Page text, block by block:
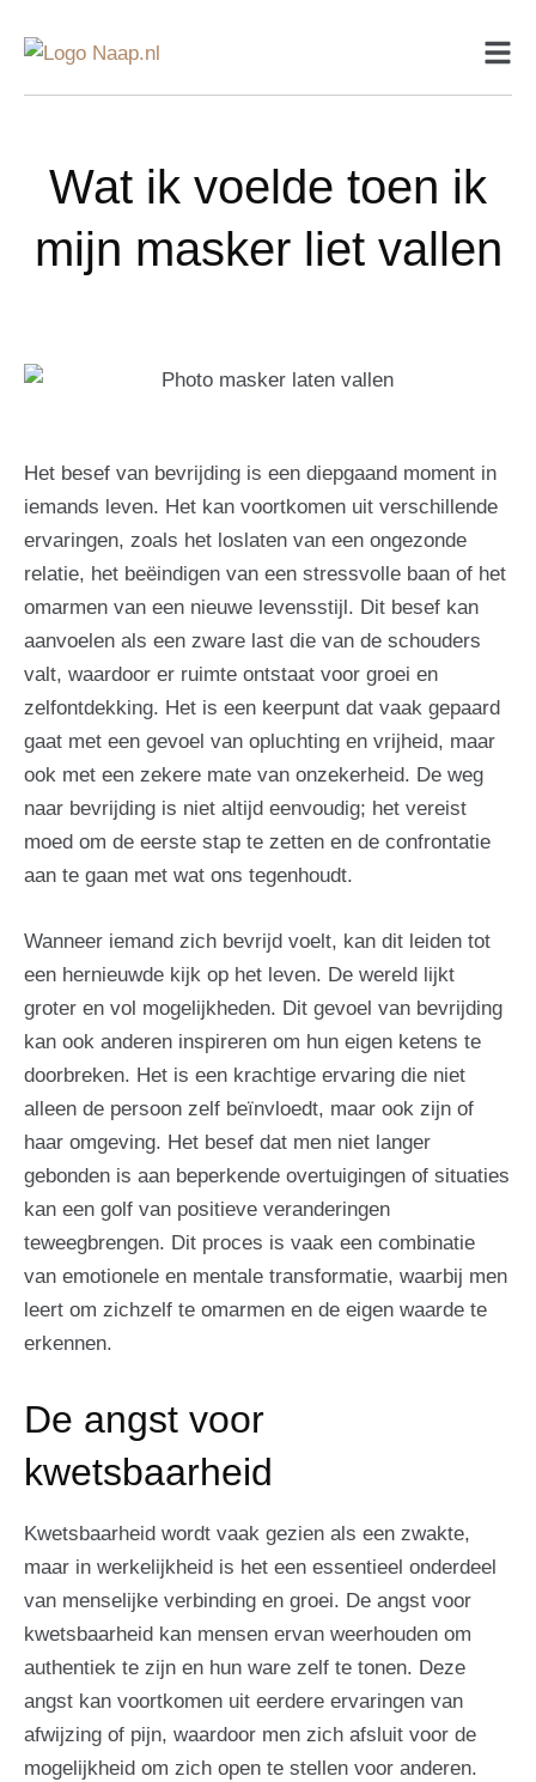
Wat ik voelde toen ik
mijn masker liet vallen
Het besef van bevrijding is een diepgaand moment in
iemands leven. Het kan voortkomen uit verschillende
ervaringen, zoals het loslaten van een ongezonde
relatie, het beëindigen van een stressvolle baan of het
omarmen van een nieuwe levensstijl. Dit besef kan
aanvoelen als een zware last die van de schouders
valt, waardoor er ruimte ontstaat voor groei en
zelfontdekking. Het is een keerpunt dat vaak gepaard
gaat met een gevoel van opluchting en vrijheid, maar
ook met een zekere mate van onzekerheid. De weg
naar bevrijding is niet altijd eenvoudig; het vereist
moed om de eerste stap te zetten en de confrontatie
aan te gaan met wat ons tegenhoudt.
Wanneer iemand zich bevrijd voelt, kan dit leiden tot
een hernieuwde kijk op het leven. De wereld lijkt
groter en vol mogelijkheden. Dit gevoel van bevrijding
kan ook anderen inspireren om hun eigen ketens te
doorbreken. Het is een krachtige ervaring die niet
alleen de persoon zelf beïnvloedt, maar ook zijn of
haar omgeving. Het besef dat men niet langer
gebonden is aan beperkende overtuigingen of situaties
kan een golf van positieve veranderingen
teweegbrengen. Dit proces is vaak een combinatie
van emotionele en mentale transformatie, waarbij men
leert om zichzelf te omarmen en de eigen waarde te
erkennen.
De angst voor
kwetsbaarheid
Kwetsbaarheid wordt vaak gezien als een zwakte,
maar in werkelijkheid is het een essentieel onderdeel
van menselijke verbinding en groei. De angst voor
kwetsbaarheid kan mensen ervan weerhouden om
authentiek te zijn en hun ware zelf te tonen. Deze
angst kan voortkomen uit eerdere ervaringen van
afwijzing of pijn, waardoor men zich afsluit voor de
mogelijkheid om zich open te stellen voor anderen.